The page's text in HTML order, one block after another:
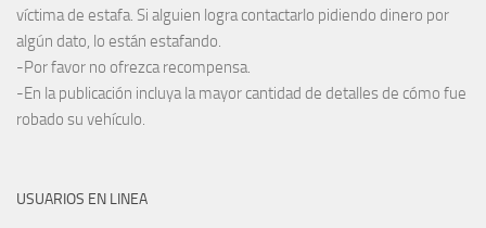
víctima de estafa. Si alguien logra contactarlo pidiendo dinero por
algún dato, lo están estafando.
-Por favor no ofrezca recompensa.
-En la publicación incluya la mayor cantidad de detalles de cómo fue
robado su vehículo.
USUARIOS EN LINEA